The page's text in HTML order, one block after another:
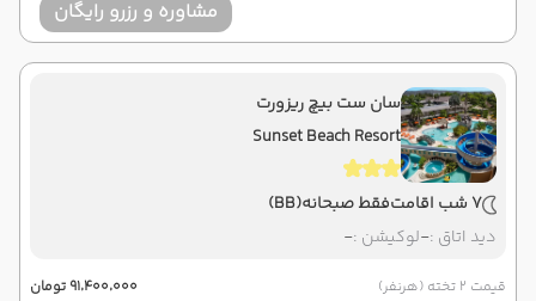
مشاوره و رزرو رایگان
سان ست بیچ ریزورت
Sunset Beach Resort
7 شب اقامت فقط صبحانه(BB)
دید اتاق :-لوکیشن :-
قیمت 2 تخته (هرنفر)
۹۱٬۴۰۰٬۰۰۰ تومان